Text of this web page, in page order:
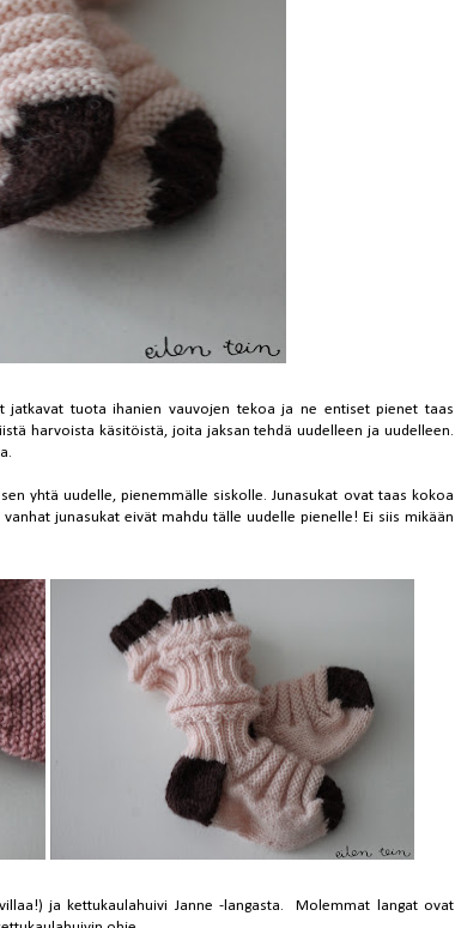
jatkavat tuota ihanien vauvojen tekoa ja ne entiset pienet taas
harvoista käsitöistä, joita jaksan tehdä uudelleen ja uudelleen.
yhtä uudelle, pienemmälle siskolle. Junasukat ovat taas kokoa
junasukat eivät mahdu tälle uudelle pienelle! Ei siis mikään
ja kettukaulahuivi Janne -langasta. Molemmat langat ovat